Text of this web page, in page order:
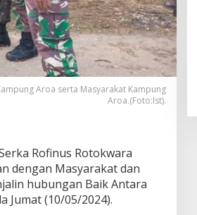
Aroa serta Masyarakat Kampung
Aroa.(Foto:Ist).
Rofinus Rotokwara
dengan Masyarakat dan
hubungan Baik Antara
Jumat (10/05/2024).